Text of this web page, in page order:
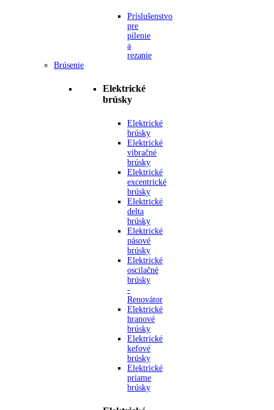
Príslušenstvo
pre
pílenie
a
rezanie
Brúsenie
Elektrické
brúsky
Elektrické
brúsky
Elektrické
vibračné
brúsky
Elektrické
excentrické
brúsky
Elektrické
delta
brúsky
Elektrické
pásové
brúsky
Elektrické
oscilačné
brúsky
-
Renovátor
Elektrické
hranové
brúsky
Elektrické
kefové
brúsky
Elektrické
priame
brúsky